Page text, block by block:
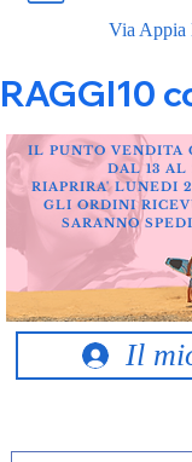
Via Appia
RAGGI10
Il
IL PUNTO VENDITA
DAL 13 AL
RIAPRIRA' LUNEDI
GLI ORDINI
SARANNO